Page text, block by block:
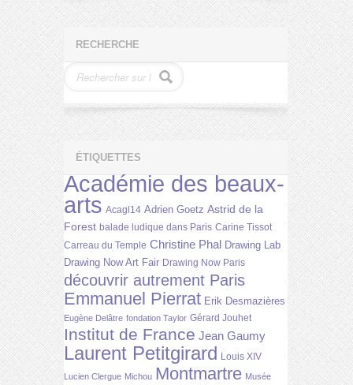
RECHERCHE
ÉTIQUETTES
Académie des beaux-
arts Acagl14 Adrien Goetz Astrid de la
Forest balade ludique dans Paris Carine Tissot
Carreau du Temple Christine Phal Drawing Lab
Drawing Now Art Fair Drawing Now Paris
découvrir autrement Paris
Emmanuel Pierrat Erik Desmazières
Eugène Delâtre fondation Taylor Gérard Jouhet
Institut de France Jean Gaumy
Laurent Petitgirard Louis XIV
Lucien Clergue Michou Montmartre Musée